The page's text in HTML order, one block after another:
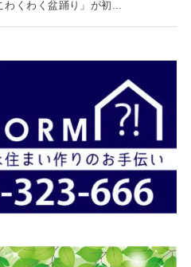
わくわく盆踊り」が初...